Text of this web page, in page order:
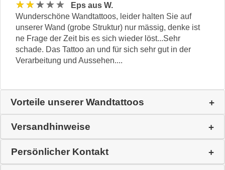
★★★★★
Eps aus W.
Wunderschöne Wandtattoos, leider halten Sie auf
unserer Wand (grobe Struktur) nur mässig, denke ist
ne Frage der Zeit bis es sich wieder löst...Sehr
schade. Das Tattoo an und für sich sehr gut in der
Verarbeitung und Aussehen....
Vorteile unserer Wandtattoos
Versandhinweise
Persönlicher Kontakt